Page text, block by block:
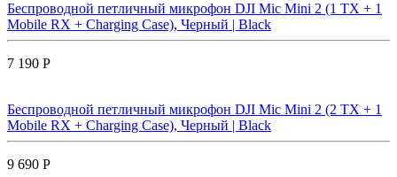
Беспроводной петличный микрофон DJI Mic Mini 2 (1 TX + 1
Mobile RX + Charging Case), Черный | Black
7 190 Р
Беспроводной петличный микрофон DJI Mic Mini 2 (2 TX + 1
Mobile RX + Charging Case), Черный | Black
9 690 Р